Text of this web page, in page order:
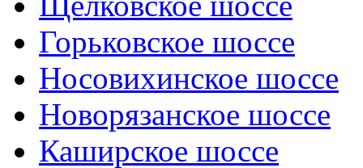
Горьковское шоссе
Носовихинское шоссе
Новорязанское шоссе
Каширское шоссе